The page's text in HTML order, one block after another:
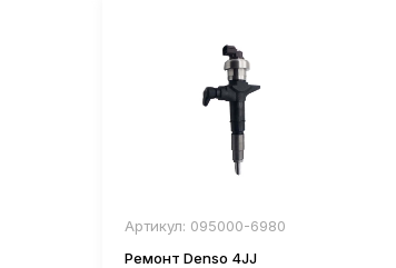
Ремонт Denso 4JJ
Артикул: 095000-6980